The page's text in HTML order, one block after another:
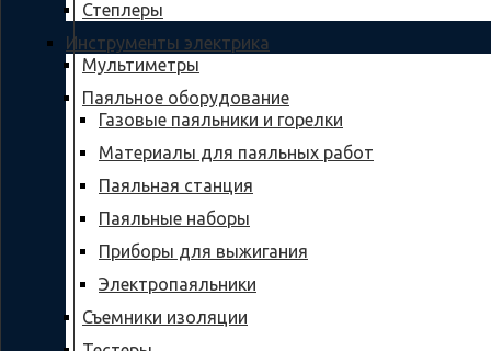
Степлеры
Инструменты электрика
Мультиметры
Паяльное оборудование
Газовые паяльники и горелки
Материалы для паяльных работ
Паяльная станция
Паяльные наборы
Приборы для выжигания
Электропаяльники
Съемники изоляции